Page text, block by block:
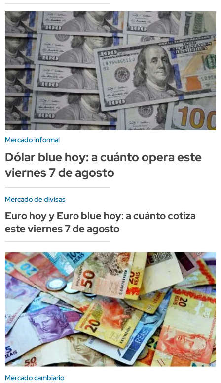
Mercado informal
Dólar blue hoy: a cuánto opera este
viernes 7 de agosto
Mercado de divisas
Euro hoy y Euro blue hoy: a cuánto cotiza
este viernes 7 de agosto
Mercado cambiario